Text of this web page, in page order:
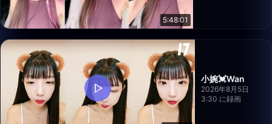
5:48:01
小婉💓Wan
2026年8月5日
3:30 に録画